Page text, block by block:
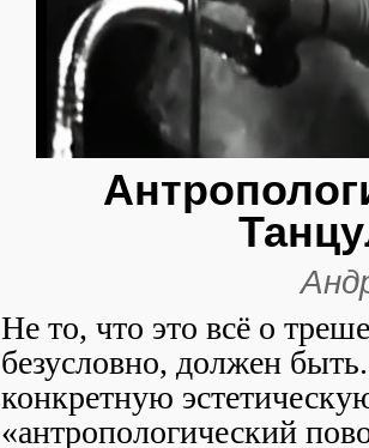
Не то, что это всё о
безусловно, должен
конкретную
«антропологический